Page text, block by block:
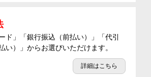
ド」「銀行振込（前払い）」「代引
い）」からお選びいただけます。
詳細はこちら